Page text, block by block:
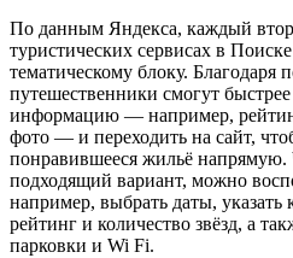
По данным Яндекса, каждый
туристических сервисах в
тематическому блоку. Благодаря
путешественники смогут
информацию — например,
фото — и переходить на сайт,
понравившееся жильё напрямую.
подходящий вариант, можно
например, выбрать даты, указать
рейтинг и количество звёзд, а
парковки и Wi Fi.